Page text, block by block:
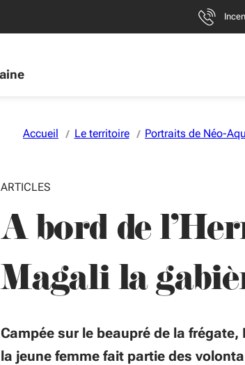
Accueil Le territoire Portraits de Néo-
ARTICLES
A bord de
Magali la
Campée sur le beaupré de la
la jeune femme fait partie des